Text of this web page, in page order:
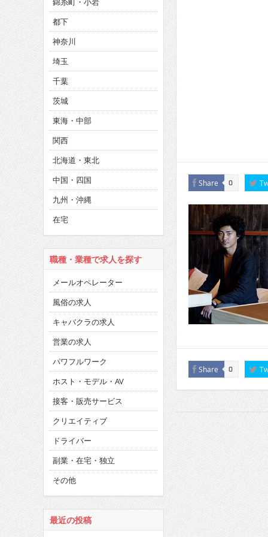
CINEMA×STYLE 286号
CINEMA×STYLE 285号
CINEMA×STYLE 294号
Share 0
Share 0
都下
神奈川
埼玉
千葉
茨城
東海・中部
関西
北海道・東北
中国・四国
九州・沖縄
在宅
職種・業種で求人を探す
メールオペレーター
風俗の求人
キャバクラの求人
営業の求人
パワフルワーク
ホスト・モデル・AV
接客・販売サービス
クリエイティブ
ドライバー
副業・在宅・独立
その他
最近の投稿